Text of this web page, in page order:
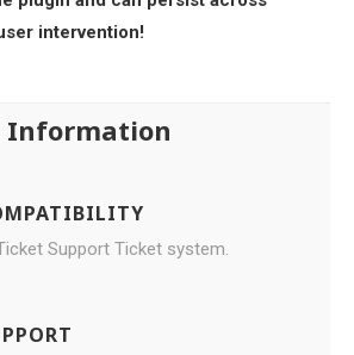
intervention!
Information
Support Ticket system.